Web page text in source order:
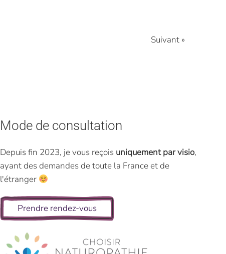
Suivant »
Mode de consultation
Depuis fin 2023, je vous reçois uniquement par visio,
ayant des demandes de toute la France et de
l'étranger
Prendre rendez-vous